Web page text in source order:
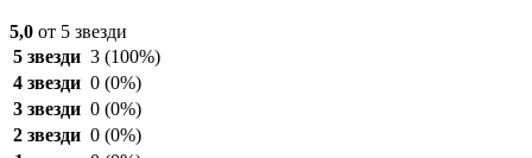
5,0 от 5 звезди
5 звезди 3 (100%)
4 звезди 0 (0%)
3 звезди 0 (0%)
2 звезди 0 (0%)